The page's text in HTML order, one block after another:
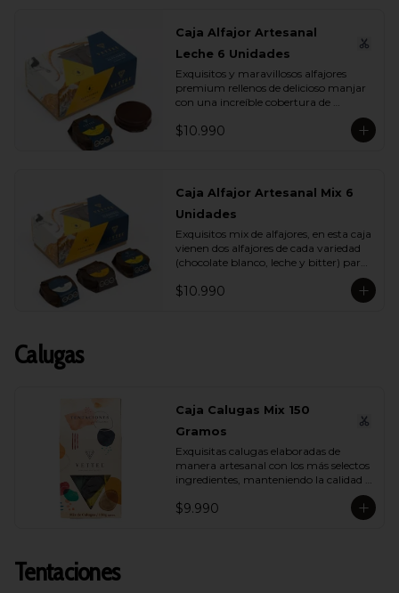
Caja Alfajor Artesanal
Leche 6 Unidades
Exquisitos y maravillosos alfajores
premium rellenos de delicioso manjar
con una increíble cobertura de
compartir con quienes más queremos.
$10.990
Caja Alfajor Artesanal Mix 6
Unidades
Exquisitos mix de alfajores, en esta caja
vienen dos alfajores de cada variedad
(chocolate blanco, leche y bitter) para
querido.
$10.990
Calugas
Caja Calugas Mix 150
Gramos
Exquisitas calugas elaboradas de
manera artesanal con los más selectos
ingredientes, manteniendo la calidad
propia de Vettel. Encuéntralas en sus
distintas variedades para que
$9.990
Tentaciones